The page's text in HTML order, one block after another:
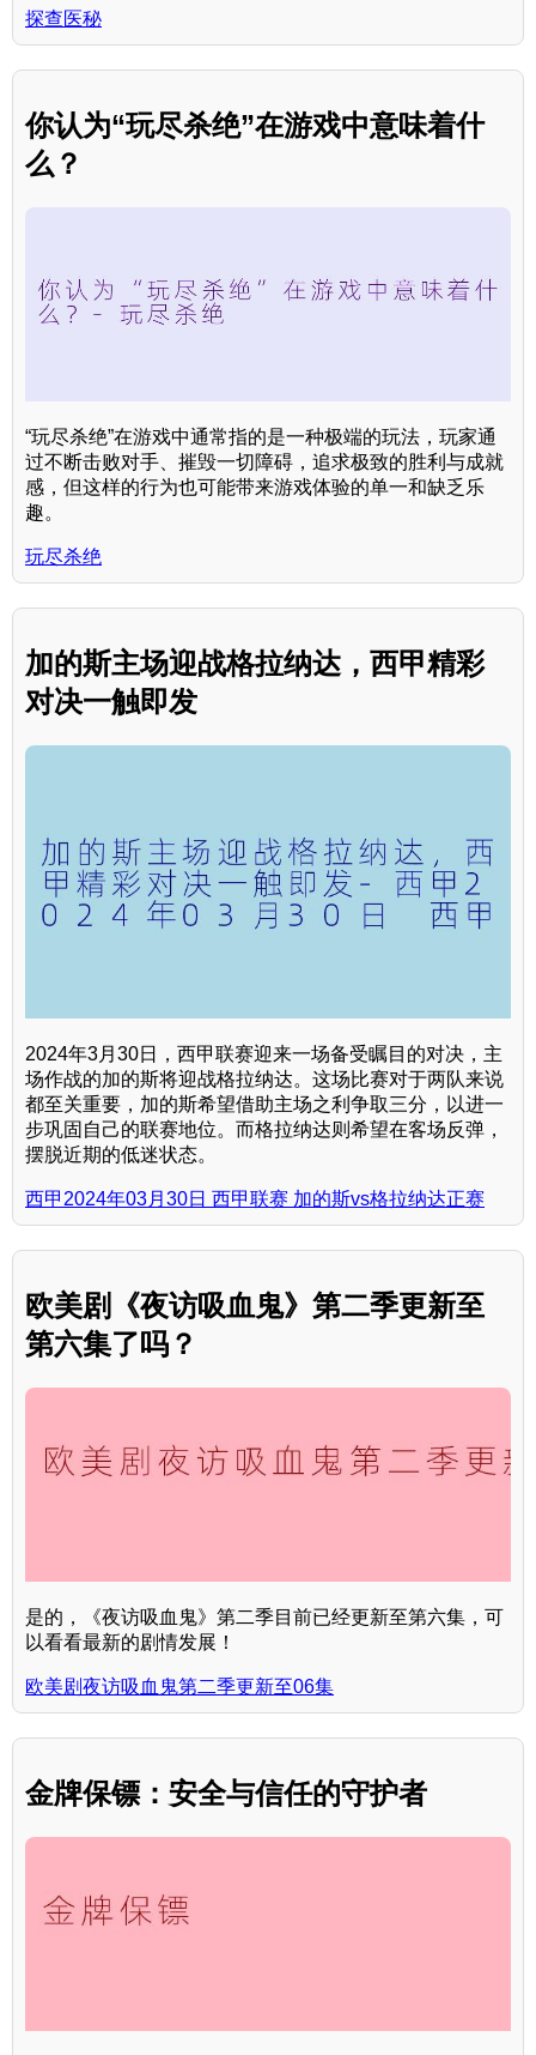
探查医秘
你认为“玩尽杀绝”在游戏中意味着什
么？
“玩尽杀绝”在游戏中通常指的是一种极端的玩法，玩家通
过不断击败对手、摧毁一切障碍，追求极致的胜利与成就
感，但这样的行为也可能带来游戏体验的单一和缺乏乐
趣。
玩尽杀绝
加的斯主场迎战格拉纳达，西甲精彩
对决一触即发
2024年3月30日，西甲联赛迎来一场备受瞩目的对决，主
场作战的加的斯将迎战格拉纳达。这场比赛对于两队来说
都至关重要，加的斯希望借助主场之利争取三分，以进一
步巩固自己的联赛地位。而格拉纳达则希望在客场反弹，
摆脱近期的低迷状态。
西甲2024年03月30日 西甲联赛 加的斯vs格拉纳达正赛
欧美剧《夜访吸血鬼》第二季更新至
第六集了吗？
是的，《夜访吸血鬼》第二季目前已经更新至第六集，可
以看看最新的剧情发展！
欧美剧夜访吸血鬼第二季更新至06集
金牌保镖：安全与信任的守护者